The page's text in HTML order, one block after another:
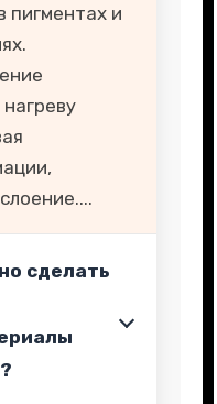
пигментах и
сделать